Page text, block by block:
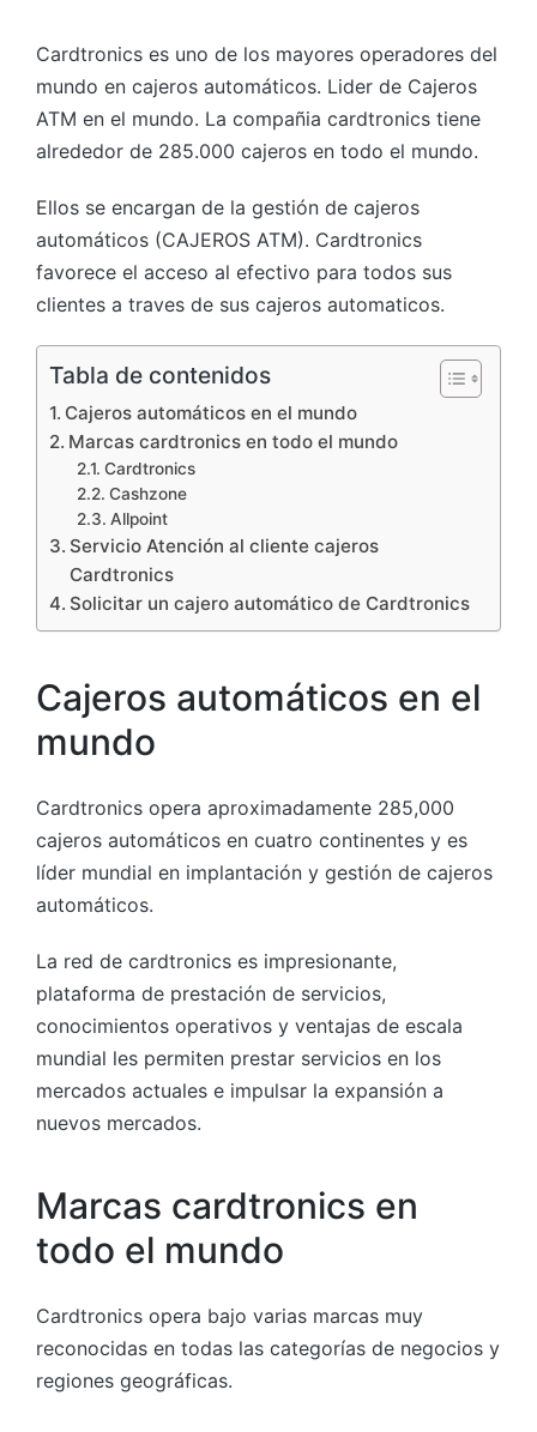
Cardtronics es uno de los mayores operadores del
mundo en cajeros automáticos. Lider de Cajeros
ATM en el mundo. La compañia cardtronics tiene
alrededor de 285.000 cajeros en todo el mundo.
Ellos se encargan de la gestión de cajeros
automáticos (CAJEROS ATM). Cardtronics
favorece el acceso al efectivo para todos sus
clientes a traves de sus cajeros automaticos.
Tabla de contenidos
Cajeros automáticos en el mundo
Marcas cardtronics en todo el mundo
Cardtronics
Cashzone
Allpoint
Servicio Atención al cliente cajeros
Cardtronics
Solicitar un cajero automático de Cardtronics
Cajeros automáticos en el
mundo
Cardtronics opera aproximadamente 285,000
cajeros automáticos en cuatro continentes y es
líder mundial en implantación y gestión de cajeros
automáticos.
La red de cardtronics es impresionante,
plataforma de prestación de servicios,
conocimientos operativos y ventajas de escala
mundial les permiten prestar servicios en los
mercados actuales e impulsar la expansión a
nuevos mercados.
Marcas cardtronics en
todo el mundo
Cardtronics opera bajo varias marcas muy
reconocidas en todas las categorías de negocios y
regiones geográficas.